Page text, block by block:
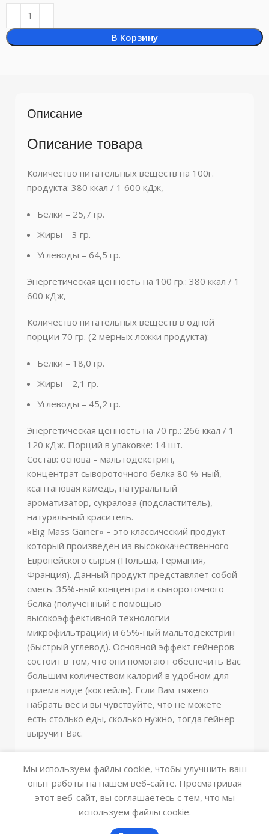
В Корзину
Описание
Описание товара
Количество питательных веществ на 100г.
продукта: 380 ккал / 1 600 кДж,
Белки – 25,7 гр.
Жиры – 3 гр.
Углеводы – 64,5 гр.
Энергетическая ценность на 100 гр.: 380 ккал / 1
600 кДж,
Количество питательных веществ в одной
порции 70 гр. (2 мерных ложки продукта):
Белки – 18,0 гр.
Жиры – 2,1 гр.
Углеводы – 45,2 гр.
Энергетическая ценность на 70 гр.: 266 ккал / 1
120 кДж. Порций в упаковке: 14 шт.
Состав: основа – мальтодекстрин,
концентрат сывороточного белка 80 %-ный,
ксантановая камедь, натуральный
ароматизатор, сукралоза (подсластитель),
натуральный краситель.
«Big Mass Gainer» – это классический продукт
который произведен из высококачественного
Европейского сырья (Польша, Германия,
Франция). Данный продукт представляет собой
смесь: 35%-ный концентрата сывороточного
белка (полученный с помощью
высокоэффективной технологии
микрофильтрации) и 65%-ный мальтодекстрин
(быстрый углевод). Основной эффект гейнеров
состоит в том, что они помогают обеспечить Вас
большим количеством калорий в удобном для
приема виде (коктейль). Если Вам тяжело
набрать вес и вы чувствуйте, что не можете
есть столько еды, сколько нужно, тогда гейнер
выручит Вас.
Мы используем файлы cookie, чтобы улучшить ваш
опыт работы на нашем веб-сайте. Просматривая
этот веб-сайт, вы соглашаетесь с тем, что мы
используем файлы cookie.